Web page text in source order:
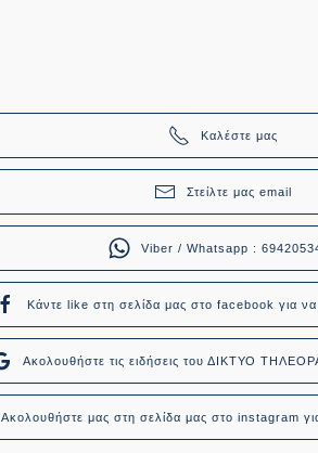
Καλέστε μας
Στείλτε μας email
Viber / Whatsapp :
Κάντε like στη σελίδα μας στο facebook για να
Ακολουθήστε τις ειδήσεις του ΔΙΚΤΥΟ
Ακολουθήστε μας στη σελίδα μας στο instagram